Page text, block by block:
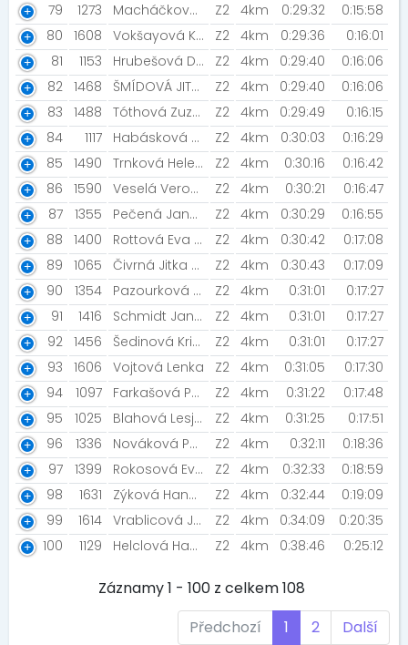
79
1273 Macháčková Andrea Z2 4km 0:29:32
0:15:58
80
1608 Vokšayová Kateřina Z2 4km 0:29:36
0:16:01
81
1153 Hrubešová Danča [ŠBV] Z2 4km 0:29:40
0:16:06
82 1468 ŠMÍDOVÁ JITKA [Prostě běž!] Z2 4km 0:29:40
0:16:06
83
1488 Tóthová Zuzana Z2 4km 0:29:49
0:16:15
84
1117 Habásková Markéta [Baby Vital] Z2 4km 0:30:03
0:16:29
85
1490 Trnková Helena [Proště běž! Ledňáček 2022] Z2 4km 0:30:16
0:16:42
86
1590 Veselá Veronika [ŠBV] Z2 4km 0:30:21
0:16:47
87
1355 Pečená Jana [Skladníci] Z2 4km 0:30:29
0:16:55
88
1400 Rottová Eva [Prostě běž! ] Z2 4km 0:30:42
0:17:08
89
1065 Čivrná Jitka [Prostě běž!] Z2 4km 0:30:43
0:17:09
90
1354 Pazourková Jirsová Veronika [Prostě běž] Z2 4km 0:31:01
0:17:27
91
1416 Schmidt Jana [Adient Roudnice nad Labem ] Z2 4km 0:31:01
0:17:27
92 1456 Šedinová Kristýna [Prostě běž!] Z2 4km 0:31:01
0:17:27
93
1606 Vojtová Lenka Z2 4km 0:31:05
0:17:30
94
1097 Farkašová Petra [Bistro Motol] Z2 4km 0:31:22
0:17:48
95
1025 Blahová Lesja [Bistro Motol] Z2 4km 0:31:25
0:17:51
96
1336 Nováková Petra [Holky z Alpinningu] Z2 4km 0:32:11
0:18:36
97
1399 Rokosová Eva [Wapiňátkovi] Z2 4km 0:32:33
0:18:59
98
1631 Zýková Hana [ŠBV] Z2 4km 0:32:44
0:19:09
99
1614 Vrablicová Jana Z2 4km 0:34:09
0:20:35
100
1129 Helclová Hana Z2 4km 0:38:46 0:25:12
Záznamy 1 - 100 z celkem 108
Předchozí
1 2 Další